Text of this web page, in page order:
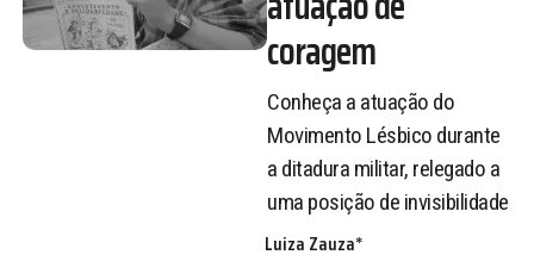
coragem
Conheça a atuação do
Movimento Lésbico durante
a ditadura militar, relegado a
uma posição de invisibilidade
Luiza Zauza*